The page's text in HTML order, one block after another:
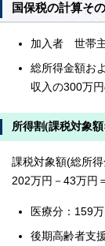
国保税の計算そ
加入者 世帯
総所得金額お
収入の300万
所得割(課税対象
課税対象額(総所
202万円－43万円
医療分：159
後期高齢者支